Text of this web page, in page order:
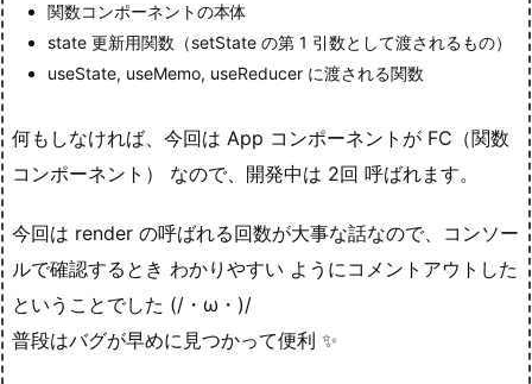
関数コンポーネントの本体
state 更新用関数（setState の第 1 引数として渡されるもの）
useState, useMemo, useReducer に渡される関数
何もしなければ、今回は App コンポーネントが FC（関数
コンポーネント） なので、開発中は 2回 呼ばれます。
今回は render の呼ばれる回数が大事な話なので、コンソー
ルで確認するとき わかりやすい ようにコメントアウトした
ということでした (/・ω・)/
普段はバグが早めに見つかって便利 ✨